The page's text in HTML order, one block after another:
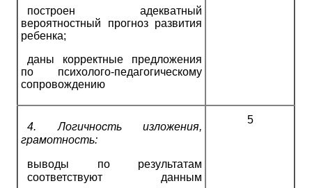
построен адекватный
вероятностный прогноз развития
ребенка;
даны корректные предложения
по психолого-педагогическому
сопровождению
4.Логичность изложения,
грамотность:
выводы по результатам
соответствуют данным
5